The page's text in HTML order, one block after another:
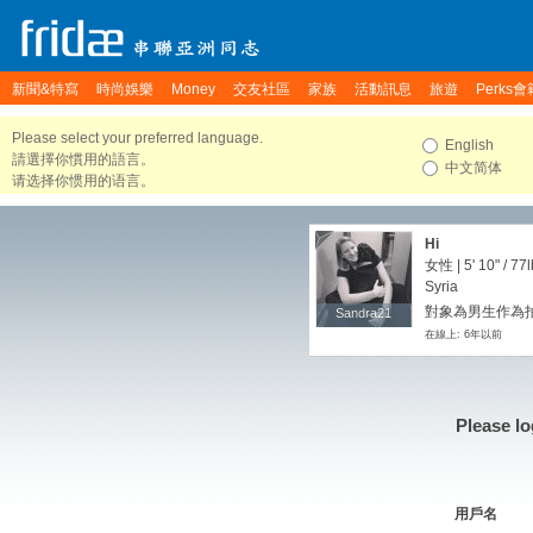
新聞&特寫 時尚娛樂 Money 交友社區 家族 活動訊息 旅遊 Perks會
Please select your preferred language.
請選擇你慣用的語言。
请选择你惯用的语言。
English
中文简体
Sandra21
Sandra21
Hi
女性 | 5' 10" /
Syria
對象為男生作為
在線上: 6年以前
Please
用戶名